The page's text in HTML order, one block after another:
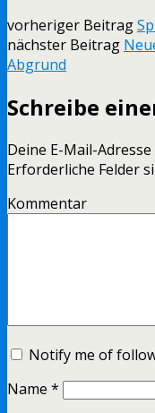
vorheriger Beitrag
nächster Beitrag
Abgrund
Schreibe
Deine E-Mail-
Erforderliche Felder
Kommentar
Notify me of
Name *